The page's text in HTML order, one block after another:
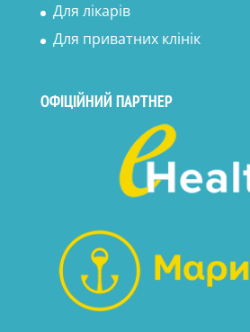
Для лікарів
Для приватних клінік
ОФІЦІЙНИЙ ПАРТНЕР